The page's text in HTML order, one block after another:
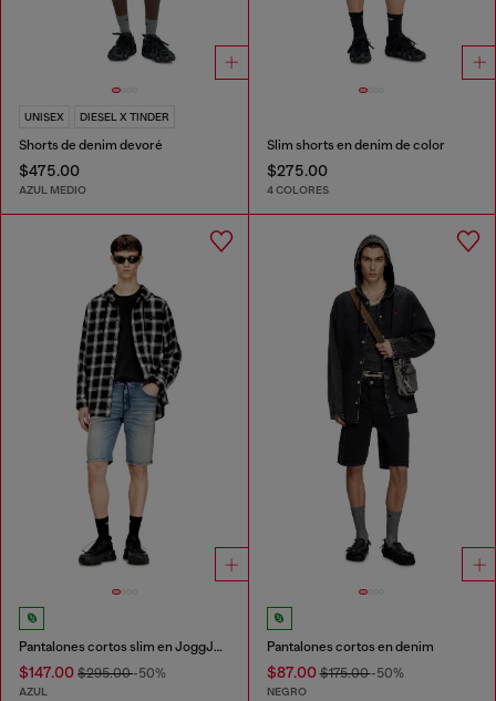
UNISEX DIESEL X TINDER
Shorts de denim devoré
$475.00
AZUL MEDIO
Slim shorts en denim de color
$275.00
4 COLORES
Pantalones cortos slim en JoggJeans limpio
$147.00 $295.00-50%
AZUL
Pantalones cortos en denim
$87.00$175.00-50%
NEGRO